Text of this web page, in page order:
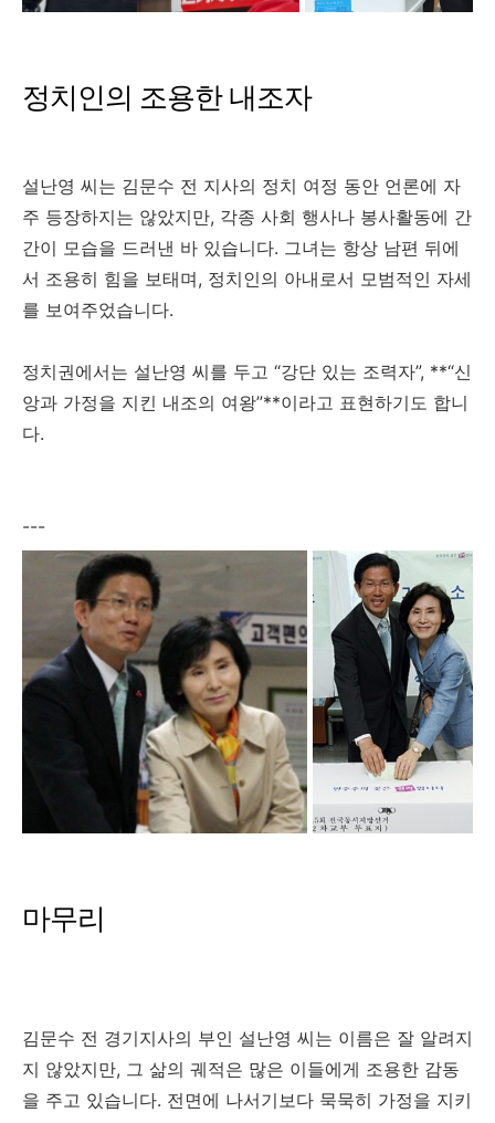
정치인의 조용한 내조자
설난영 씨는 김문수 전 지사의 정치 여정 동안 언론에 자
주 등장하지는 않았지만, 각종 사회 행사나 봉사활동에 간
간이 모습을 드러낸 바 있습니다. 그녀는 항상 남편 뒤에
서 조용히 힘을 보태며, 정치인의 아내로서 모범적인 자세
를 보여주었습니다.
정치권에서는 설난영 씨를 두고 “강단 있는 조력자”, **“신
앙과 가정을 지킨 내조의 여왕”**이라고 표현하기도 합니
다.
---
마무리
김문수 전 경기지사의 부인 설난영 씨는 이름은 잘 알려지
지 않았지만, 그 삶의 궤적은 많은 이들에게 조용한 감동
을 주고 있습니다. 전면에 나서기보다 묵묵히 가정을 지키